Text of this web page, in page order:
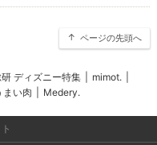
ページの先頭へ
ディズニー特集 mimot.
まい肉 Medery.